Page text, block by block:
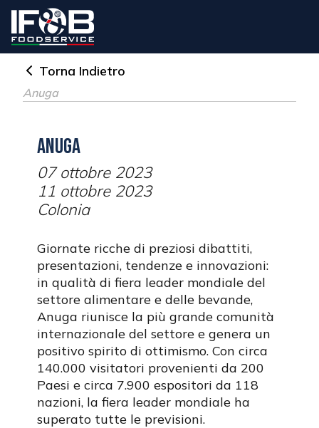
Torna Indietro
Anuga
Anuga
07 ottobre 2023
11 ottobre 2023
Colonia
Giornate ricche di preziosi dibattiti,
presentazioni, tendenze e innovazioni:
in qualità di fiera leader mondiale del
settore alimentare e delle bevande,
Anuga riunisce la più grande comunità
internazionale del settore e genera un
positivo spirito di ottimismo. Con circa
140.000 visitatori provenienti da 200
Paesi e circa 7.900 espositori da 118
nazioni, la fiera leader mondiale ha
superato tutte le previsioni.